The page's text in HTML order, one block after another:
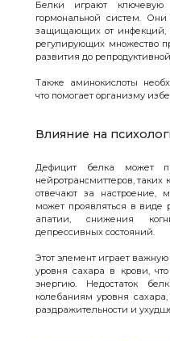
Белки играют
гормональной систем.
защищающих от инфекций,
регулирующих множество
развития до
Также аминокислоты
что помогает организму
Влияние на
Дефицит белка может
нейротрансмиттеров, таких
отвечают за настроение,
может проявляться в виде
апатии, снижения
депрессивных состояний.
Этот элемент играет
уровня сахара в крови,
энергию. Недостаток
колебаниям уровня сахара,
раздражительности и